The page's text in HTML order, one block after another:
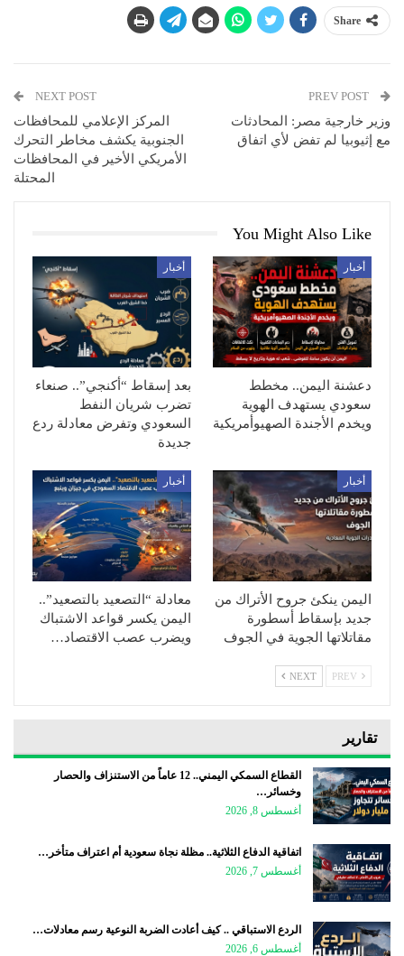
Share
وزير خارجية مصر: المحادثات
مع إثيوبيا لم تفض لأي اتفاق
NEXT POST
المركز الإعلامي للمحافظات
الجنوبية يكشف مخاطر التحرك
الأمريكي الأخير في المحافظات
المحتلة
You Might Also Like
أخبار
دعشنة اليمن.. مخطط
سعودي يستهدف الهوية
ويخدم الأجندة الصهيوأمريكية
أخبار
بعد إسقاط “أكنجي”.. صنعاء
تضرب شريان النفط
السعودي وتفرض معادلة ردع
جديدة
أخبار
اليمن ينكئ جروح الأتراك من
جديد بإسقاط أسطورة
مقاتلاتها الجوية في الجوف
أخبار
معادلة “التصعيد بالتصعيد”..
اليمن يكسر قواعد الاشتباك
ويضرب عصب الاقتصاد…
NEXT
تقارير
القطاع السمكي اليمني.. 12 عاماً من الاستنزاف والحصار
وخسائر…
أغسطس 8, 2026
اتفاقية الدفاع الثلاثية.. مظلة نجاة سعودية أم اعتراف متأخر…
أغسطس 7, 2026
الردع الاستباقي .. كيف أعادت الضربة النوعية رسم معادلات…
أغسطس 6, 2026